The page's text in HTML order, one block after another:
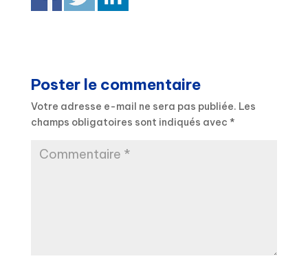
Poster le commentaire
Votre adresse e-mail ne sera pas publiée. Les
champs obligatoires sont indiqués avec *